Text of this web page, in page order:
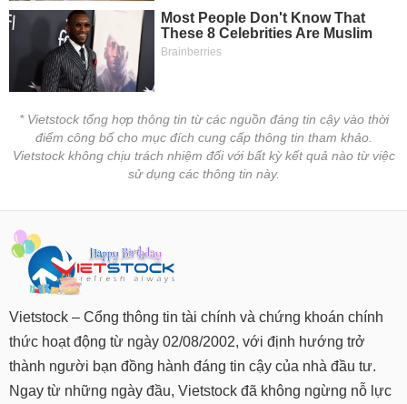
* Vietstock tổng hợp thông tin từ các nguồn đáng tin cậy vào thời
điểm công bố cho mục đích cung cấp thông tin tham khảo.
Vietstock không chịu trách nhiệm đối với bất kỳ kết quả nào từ việc
sử dụng các thông tin này.
Vietstock – Cổng thông tin tài chính và chứng khoán chính
thức hoạt động từ ngày 02/08/2002, với định hướng trở
thành người bạn đồng hành đáng tin cậy của nhà đầu tư.
Ngay từ những ngày đầu, Vietstock đã không ngừng nỗ lực